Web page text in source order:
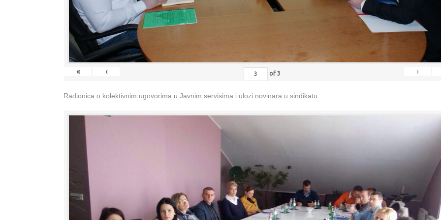
« ‹ of 3 ›
Radionica o kolektivnim ugovorima u Javnim servisima i ulozi novinara u sindikatu